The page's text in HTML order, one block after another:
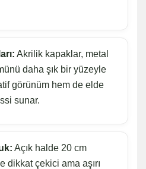
Akrilik kapaklar, metal
daha şık bir yüzeyle
görünüm hem de elde
sunar.
Açık halde 20 cm
dikkat çekici ama aşırı